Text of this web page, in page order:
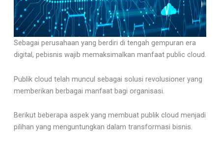
Sebagai perusahaan yang berdiri di tengah gempuran era
digital, pebisnis wajib memaksimalkan manfaat public cloud.
Publik cloud telah muncul sebagai solusi revolusioner yang
memberikan berbagai manfaat bagi organisasi.
Berikut beberapa aspek yang membuat publik cloud menjadi
pilihan yang menguntungkan dalam transformasi bisnis.